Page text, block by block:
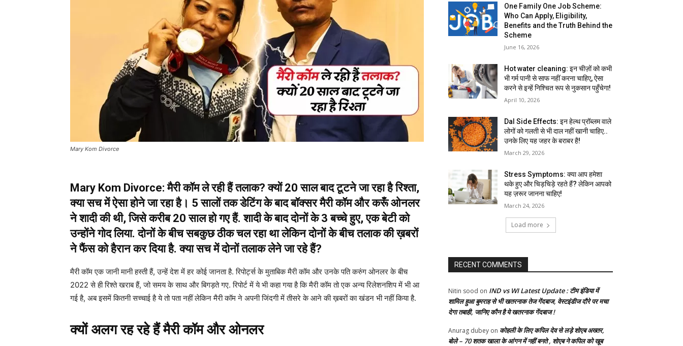
Mary Kom Divorce
Mary Kom Divorce: मैरी कॉम ले रही हैं तलाक? क्यों 20 साल बाद टूटने जा रहा है रिश्ता,
क्या सच में ऐसा होने जा रहा है। 5 सालों तक डेटिंग के बाद बॉक्सर मैरी कॉम और करूँ ओनलर
ने शादी की थी, जिसे करीब 20 साल हो गए हैं. शादी के बाद दोनों के 3 बच्चे हुए, एक बेटी को
उन्होंने गोद लिया. दोनों के बीच सबकुछ ठीक चल रहा था लेकिन दोनों के बीच तलाक की ख़बरों
ने फैंस को हैरान कर दिया है. क्या सच में दोनों तलाक लेने जा रहे हैं?
मैरी कॉम एक जानी मानी हस्ती हैं, उन्हें देश में हर कोई जानता है. रिपोर्ट्स के मुताबिक मैरी कॉम और उनके पति करुंग ओनलर के बीच
2022 से ही रिश्ते खराब हैं, जो समय के साथ और बिगड़ते गए. रिपोर्ट में ये भी कहा गया है कि मैरी कॉम तो एक अन्य रिलेशनशिप में भी आ
गई है, अब इसमें कितनी सच्चाई है ये तो पता नहीं लेकिन मैरी कॉम ने अपनी जिंदगी में तीसरे के आने की ख़बरों का खंडन भी नहीं किया है.
क्यों अलग रह रहे हैं मैरी कॉम और ओनलर
One Family One Job Scheme:
Who Can Apply, Eligibility,
Benefits and the Truth Behind the
Scheme
June 16, 2026
Hot water cleaning: इन चीज़ों को कभी
भी गर्म पानी से साफ नहीं करना चाहिए, ऐसा
करने से इन्हें निश्चित रूप से नुकसान पहुँचेगा!
April 10, 2026
Dal Side Effects: इन हेल्थ प्रॉब्लम वाले
लोगों को गलती से भी दाल नहीं खानी चाहिए..
उनके लिए यह जहर के बराबर है!
March 29, 2026
Stress Symptoms: क्या आप हमेशा
थके हुए और चिड़चिड़े रहते हैं? लेकिन आपको
यह ज़रूर जानना चाहिए!
March 24, 2026
Load more
RECENT COMMENTS
Nitin sood on IND vs WI Latest Update : टीम इंडिया में
शामिल हुआ बुमराह से भी खतरनाक तेज गेंदबाज, वेस्टइंडीज दौरे पर मचा
देगा तबाही, जानिए कौन है ये खतरनाक गेंदबाज !
Anurag dubey on कोहली के लिए कपिल देव से लड़े शोएब अख्तर,
बोले – 70 शतक खाला के आंगन में नहीं बनते , शोएब ने कपिल को खूब